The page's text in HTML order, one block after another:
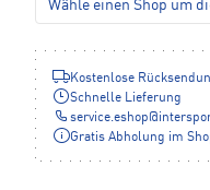
Wähle einen Shop um
Kostenlose
Schnelle Lieferung
service.eshop@
Gratis Abholung im